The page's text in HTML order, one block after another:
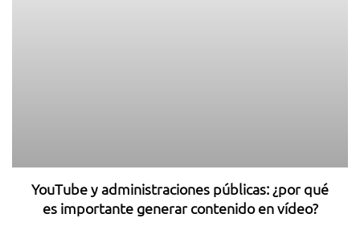
YouTube y administraciones públicas: ¿por qué
es importante generar contenido en vídeo?